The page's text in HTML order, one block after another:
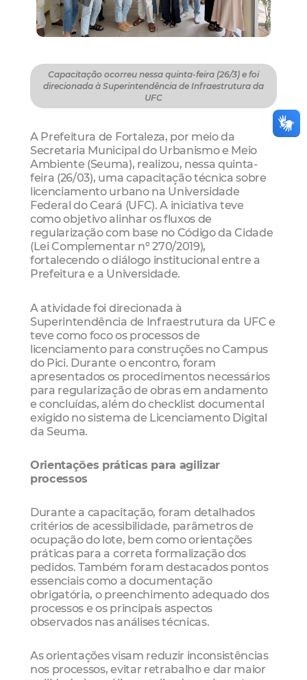
Capacitação ocorreu nessa quinta-feira (26/3) e foi
direcionada à Superintendência de Infraestrutura da
UFC
A Prefeitura de Fortaleza, por meio da
Secretaria Municipal do Urbanismo e Meio
Ambiente (Seuma), realizou, nessa quinta-
feira (26/03), uma capacitação técnica sobre
licenciamento urbano na Universidade
Federal do Ceará (UFC). A iniciativa teve
como objetivo alinhar os fluxos de
regularização com base no Código da Cidade
(Lei Complementar nº 270/2019),
fortalecendo o diálogo institucional entre a
Prefeitura e a Universidade.
A atividade foi direcionada à
Superintendência de Infraestrutura da UFC e
teve como foco os processos de
licenciamento para construções no Campus
do Pici. Durante o encontro, foram
apresentados os procedimentos necessários
para regularização de obras em andamento
e concluídas, além do checklist documental
exigido no sistema de Licenciamento Digital
da Seuma.
Orientações práticas para agilizar
processos
Durante a capacitação, foram detalhados
critérios de acessibilidade, parâmetros de
ocupação do lote, bem como orientações
práticas para a correta formalização dos
pedidos. Também foram destacados pontos
essenciais como a documentação
obrigatória, o preenchimento adequado dos
processos e os principais aspectos
observados nas análises técnicas.
As orientações visam reduzir inconsistências
nos processos, evitar retrabalho e dar maior